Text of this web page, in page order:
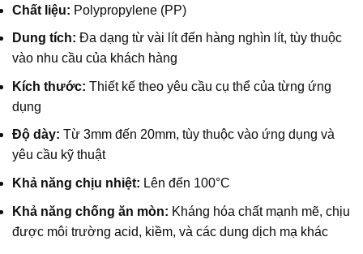
Chất liệu: Polypropylene (PP)
Dung tích: Đa dạng từ vài lít đến hàng nghìn lít, tùy thuộc
vào nhu cầu của khách hàng
Kích thước: Thiết kế theo yêu cầu cụ thể của từng ứng
dụng
Độ dày: Từ 3mm đến 20mm, tùy thuộc vào ứng dụng và
yêu cầu kỹ thuật
Khả năng chịu nhiệt: Lên đến 100°C
Khả năng chống ăn mòn: Kháng hóa chất mạnh mẽ, chịu
được môi trường acid, kiềm, và các dung dịch mạ khác